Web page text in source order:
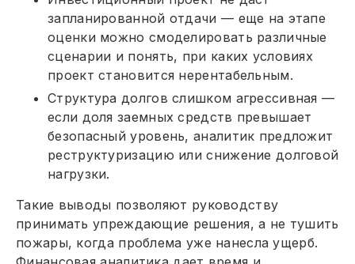
запланированной отдачи — еще на этапе
оценки можно смоделировать различные
сценарии и понять, при каких условиях
проект становится нерентабельным.
Структура долгов слишком агрессивная —
если доля заемных средств превышает
безопасный уровень, аналитик предложит
реструктуризацию или снижение долговой
нагрузки.
Такие выводы позволяют руководству
принимать упреждающие решения, а не тушить
пожары, когда проблема уже нанесла ущерб.